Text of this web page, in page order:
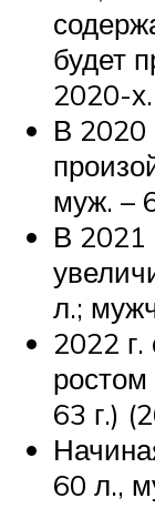
будет
2020-х.
В 2020
муж. –
В 2021
л.;
2022 г.
63 г.)
60 л.,